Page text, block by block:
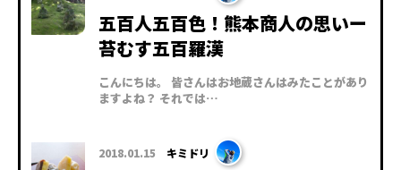
五百人五百色！熊本商人の思いー
苔むす五百羅漢
こんにちは。 皆さんはお地蔵さんはみたことがあり
ますよね？ それでは…
2018.01.15 キミドリ